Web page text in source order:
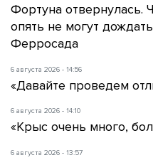
Фортуна отвернулась.
опять не могут
Ферросада
6 августа 2026 - 14:56
«Давайте проведем
6 августа 2026 - 14:10
«Крыс очень много,
6 августа 2026 - 13:57